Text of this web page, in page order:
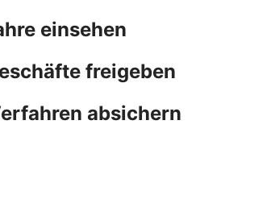
einsehen
freigeben
absichern